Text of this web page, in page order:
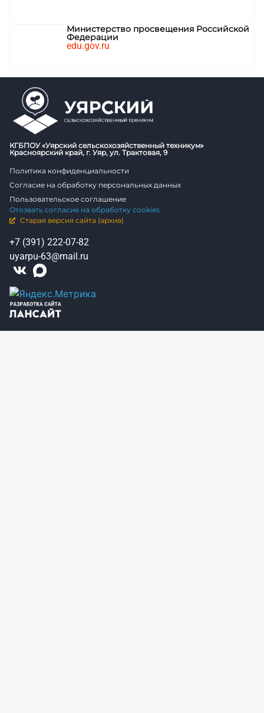
Министерство просвещения Российской
Федерации
edu.gov.ru
КГБПОУ «Уярский сельскохозяйственный техникум»
Красноярский край, г. Уяр, ул. Трактовая, 9
Политика конфиденциальности
Согласие на обработку персональных данных
Пользовательское соглашение
Отозвать согласие на обработку cookies
Старая версия сайта (архив)
+7 (391) 222-07-82
uyarpu-63@mail.ru